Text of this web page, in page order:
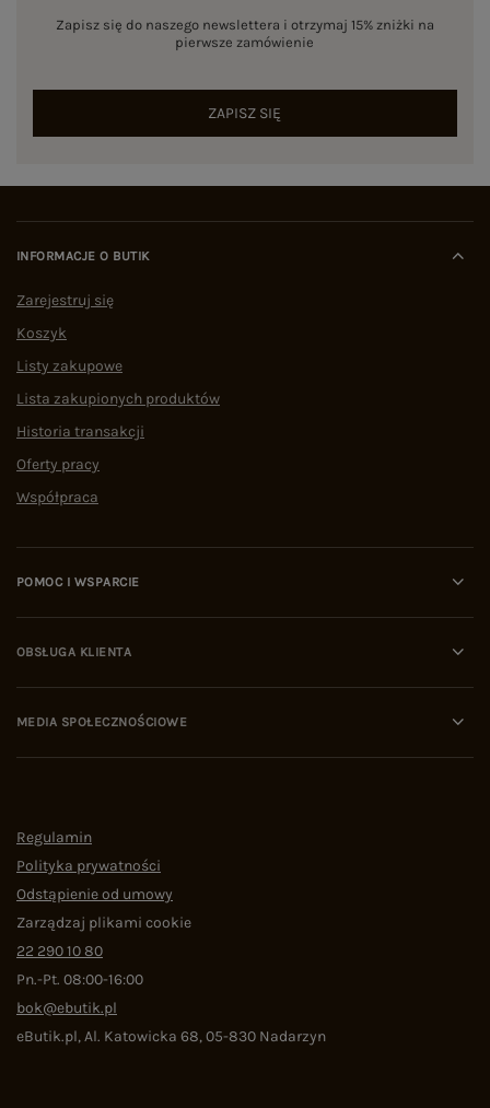
Zapisz się do naszego newslettera i otrzymaj 15% zniżki na
pierwsze zamówienie
ZAPISZ SIĘ
INFORMACJE O BUTIK
Zarejestruj się
Koszyk
Listy zakupowe
Lista zakupionych produktów
Historia transakcji
Oferty pracy
Współpraca
POMOC I WSPARCIE
OBSŁUGA KLIENTA
MEDIA SPOŁECZNOŚCIOWE
Regulamin
Polityka prywatności
Odstąpienie od umowy
Zarządzaj plikami cookie
22 290 10 80
Pn.-Pt. 08:00-16:00
bok@ebutik.pl
eButik.pl,Al. Katowicka 68,05-830 Nadarzyn